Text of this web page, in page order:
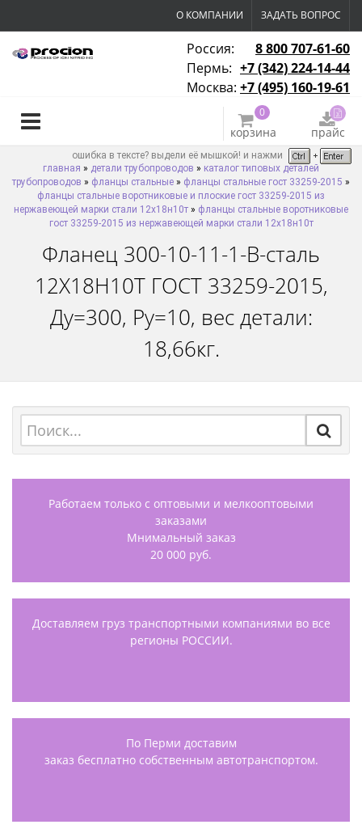
О КОМПАНИИ ЗАДАТЬ ВОПРОС
Россия:
8 800 707-61-60
Пермь: +7 (342) 224-14-44
Москва: +7 (495) 160-19-61
0
корзина прайс
ошибка в тексте? выдели её мышкой! и нажми
главная » детали трубопроводов » каталог типовых деталей
трубопроводов » фланцы стальные » фланцы стальные гост 33259-2015 »
фланцы стальные воротниковые и плоские гост 33259-2015 из
нержавеющей марки стали 12х18н10т » фланцы стальные воротниковые
гост 33259-2015 из нержавеющей марки стали 12х18н10т
Фланец 300-10-11-1-B-сталь
12Х18Н10Т ГОСТ 33259-2015,
Ду=300, Ру=10, вес детали:
18,66кг.
Работаем только с оптовыми и мелкооптовыми
заказами
Мнимальный заказ
20 000 руб.
Доставляем груз транспортными компаниями во все
регионы РОССИИ.
По Перми доставим
заказ бесплатно собственным автотранспортом.